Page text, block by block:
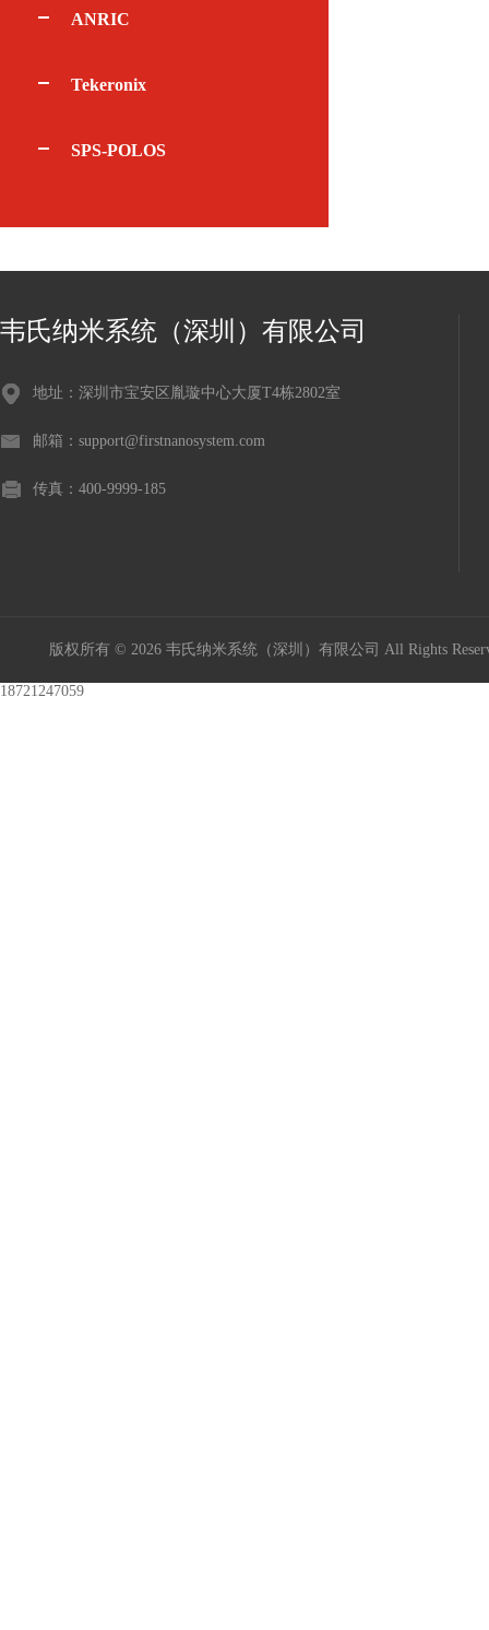
ANRIC
Tekeronix
SPS-POLOS
韦氏纳米系统（深圳）有限公司
地址：深圳市宝安区胤璇中心大厦T4栋2802室
邮箱：support@firstnanosystem.com
传真：400-9999-185
版权所有 © 2026 韦氏纳米系统（深圳）有限公司 All Rights
18721247059